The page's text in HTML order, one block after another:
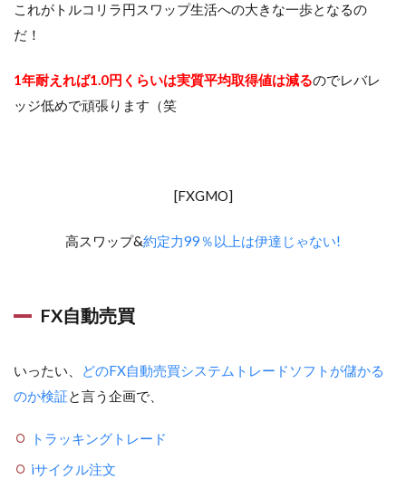
これがトルコリラ円スワップ生活への大きな一歩となるの
だ！
1年耐えれば1.0円くらいは実質平均取得値は減るのでレバレ
ッジ低めで頑張ります（笑
[FXGMO]
高スワップ&約定力99％以上は伊達じゃない!
FX自動売買
いったい、
どのFX自動売買システムトレードソフトが儲かる
のか検証と言う企画で、
トラッキングトレード
iサイクル注文